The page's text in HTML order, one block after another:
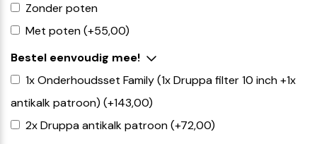
Zonder poten
Met poten(+55,00)
Bestel eenvoudig mee!
1x Onderhoudsset Family (1x Druppa filter 10 inch +1x
antikalk patroon) (+143,00)
2x Druppa antikalk patroon(+72,00)